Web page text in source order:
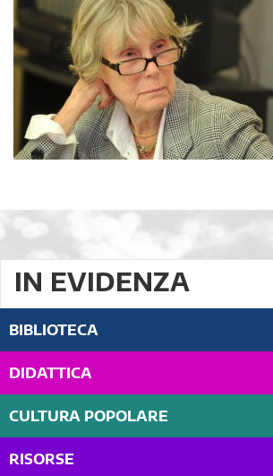
IN EVIDENZA
BIBLIOTECA
DIDATTICA
CULTURA POPOLARE
RISORSE